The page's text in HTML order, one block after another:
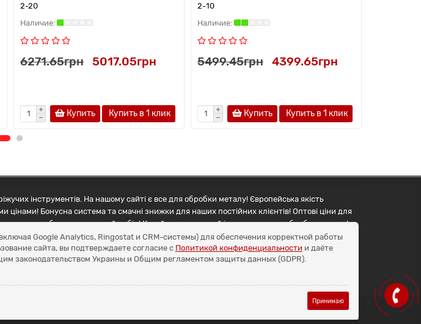
2-20
6271.65грн 5017.05грн
Купить Купить в 1 клик
2-10
5499.45грн 4399.65грн
Купить Купить в 1 клик
інструментів. На нашому сайті є все для обробки металу! Європейська якість
цінами! Бонусна система та смачні знижки для наших постійних клієнтів! Оптові ціни для
зробити правильний вибір! Купуйте правильний інструмент для обробки металу!
Google Analytics, Ringostat и CRM-системы) для обеспечения корректной работы
сайта, вы подтверждаете согласие с Политикой конфиденциальности и даёте
законодательством Украины и Общим регламентом защиты данных (GDPR).
Принимаю